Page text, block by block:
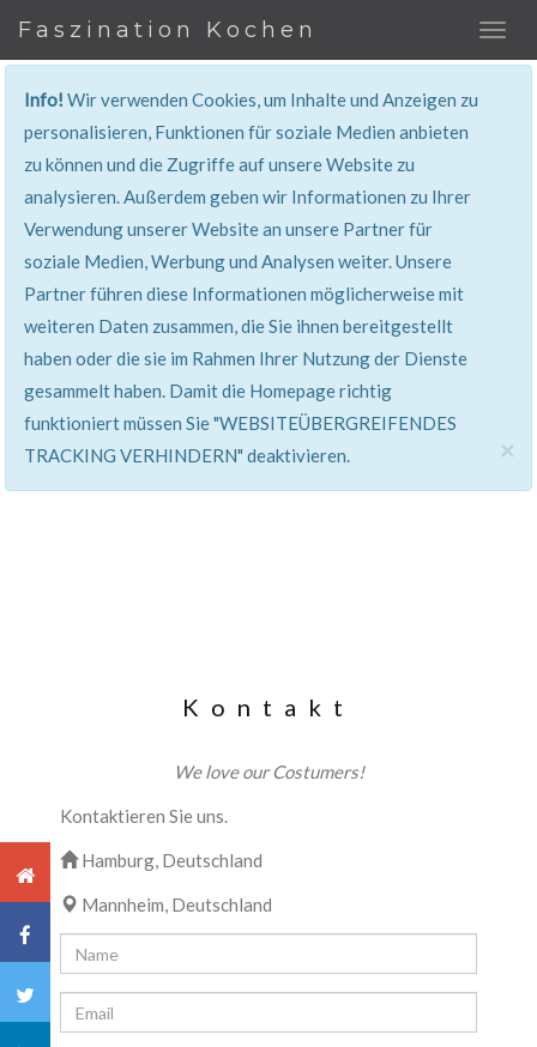
Faszination Kochen
Info!Wir verwenden Cookies, um Inhalte und Anzeigen zu
personalisieren, Funktionen für soziale Medien anbieten
zu können und die Zugriffe auf unsere Website zu
analysieren. Außerdem geben wir Informationen zu Ihrer
Verwendung unserer Website an unsere Partner für
soziale Medien, Werbung und Analysen weiter. Unsere
Partner führen diese Informationen möglicherweise mit
weiteren Daten zusammen, die Sie ihnen bereitgestellt
haben oder die sie im Rahmen Ihrer Nutzung der Dienste
gesammelt haben. Damit die Homepage richtig
funktioniert müssen Sie "WEBSITEÜBERGREIFENDES
TRACKING VERHINDERN" deaktivieren.
×
401, Nicht Erlaubt
Sie haben keinen Zugang zu diesem Bereich. Sie
werden automatisch weitergeleitet.
Kontakt
We love our Costumers!
Kontaktieren Sie uns.
Hamburg, Deutschland
Mannheim, Deutschland